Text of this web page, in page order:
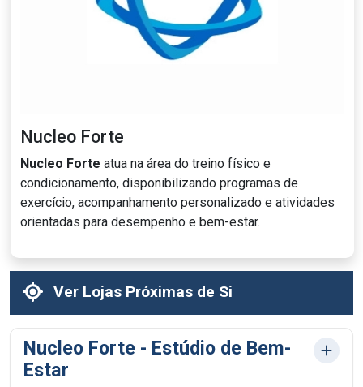
Nucleo Forte
Nucleo Forte atua na área do treino físico e
condicionamento, disponibilizando programas de
exercício, acompanhamento personalizado e atividades
orientadas para desempenho e bem-estar.
Ver Lojas Próximas de Si
Nucleo Forte - Estúdio de Bem-
Estar